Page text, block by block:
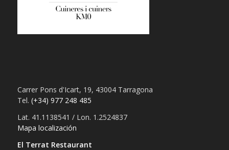
Carrer Pons d'Icart, 19, 43004 Tarragona
Tel. (+34) 977 248 485
Lat. 41.1138541 / Lon. 1.2524837
Mapa localización
El Terrat Restaurant